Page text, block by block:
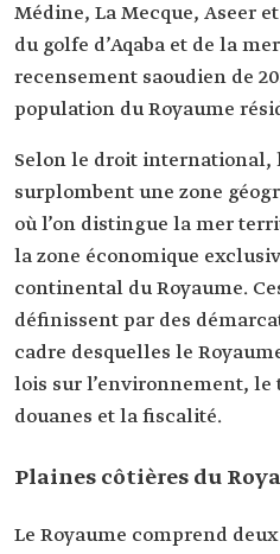
Médine, La Mecque, Aseer
du golfe d’Aqaba et de la
recensement saoudien de
population du Royaume
Selon le droit international,
surplombent une zone
où l’on distingue la mer
la zone économique
continental du Royaume.
définissent par des
cadre desquelles le
lois sur l’environnement,
douanes et la fiscalité.
Plaines côtières du
Le Royaume comprend